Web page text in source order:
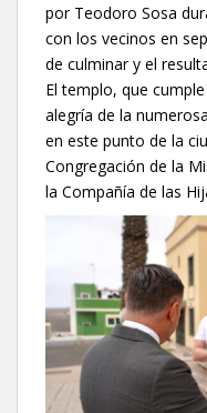
por Teodoro Sosa
con los vecinos en
de culminar y el
El templo, que
alegría de la
en este punto de la
Congregación de la
la Compañía de las